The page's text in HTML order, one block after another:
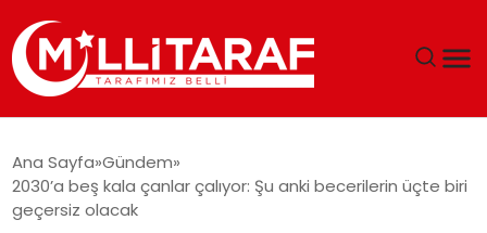
ÖZEL SAYFALAR
Ana Sayfa Gündem
2030’a beş kala çanlar çalıyor: Şu anki becerilerin üçte biri
geçersiz olacak